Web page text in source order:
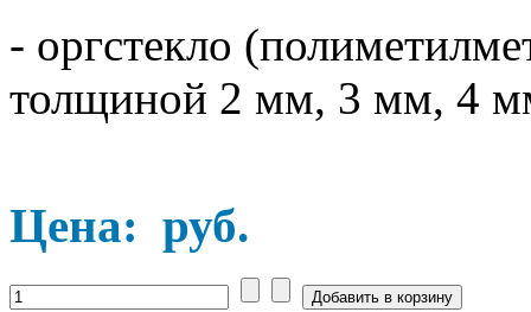
- оргстекло
толщиной 2 мм, 3 мм, 4
Цена: руб.